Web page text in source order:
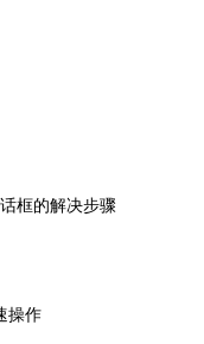
框的解决步骤
操作